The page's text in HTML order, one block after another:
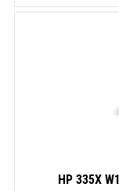
HP 335X